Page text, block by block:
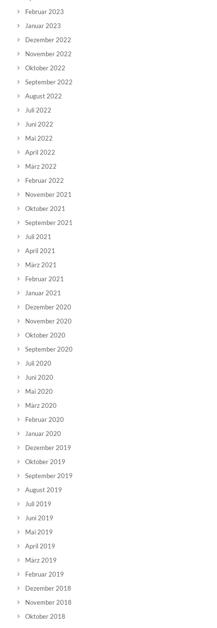
Februar 2023
Januar 2023
Dezember 2022
November 2022
Oktober 2022
September 2022
August 2022
Juli 2022
Juni 2022
Mai 2022
April 2022
März 2022
Februar 2022
November 2021
Oktober 2021
September 2021
Juli 2021
April 2021
März 2021
Februar 2021
Januar 2021
Dezember 2020
November 2020
Oktober 2020
September 2020
Juli 2020
Juni 2020
Mai 2020
März 2020
Februar 2020
Januar 2020
Dezember 2019
Oktober 2019
September 2019
August 2019
Juli 2019
Juni 2019
Mai 2019
April 2019
März 2019
Februar 2019
Dezember 2018
November 2018
Oktober 2018